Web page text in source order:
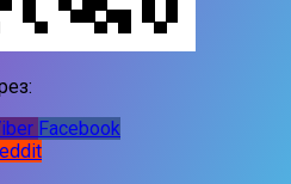
Facebook